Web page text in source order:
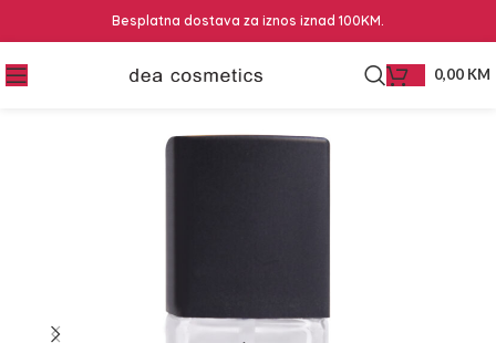
Besplatna dostava za iznos iznad 100KM.
0,00 KM